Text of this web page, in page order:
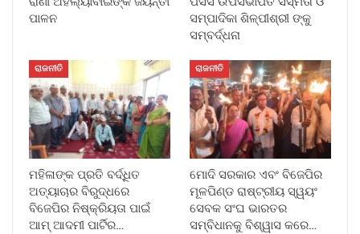
ପାଳନ
ସମ୍ପାଦିକା ଶିଳ୍ପୀଶ୍ରୀ ଙ୍କୁ
ସମ୍ବର୍ଦ୍ଧନା
ରାଜନୀତି
ମହିଳାଙ୍କ ପ୍ରତି ବର୍ଦ୍ଧିତ
ଅତ୍ୟାଚାର ବିରୁଦ୍ଧରେ
ବିଜେପିର ନିଷ୍କ୍ରିୟତା ପାଇଁ
ଆମ୍ ଆଦମୀ ପାର୍ଟିର…
ରାଜନୀତି
ମୋଦି ସରକାର ଏବଂ ବିଜେପିର
ମୂଳପିଣ୍ଡ ରାଷ୍ଟ୍ରୀୟ ସ୍ୱୟଂ
ସେବକ ସଂଘ ଭାରତର
ସମ୍ବିଧାନକୁ ବିଶ୍ୱାସ କରେ…